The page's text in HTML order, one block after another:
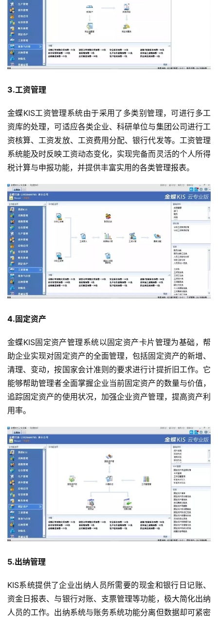
3.工资管理
金蝶KIS工资管理系统由于采用了多类别管理，可进行多工
资库的处理，可适应各类企业、科研单位与集团公司进行工
资核算、工资发放、工资费用分配、银行代发等。工资管理
系统能及时反映工资动态变化，实现完备而灵活的个人所得
税计算与申报功能，并提供丰富实用的各类管理报表。
4.固定资产
金蝶KIS固定资产管理系统以固定资产卡片管理为基础，帮
助企业实现对固定资产的全面管理，包括固定资产的新增、
清理、变动，按国家会计准则的要求进行计提折旧工作。它
能够帮助管理者全面掌握企业当前固定资产的数量与价值，
追踪固定资产的使用状况，加强企业资产管理，提高资产利
用率。
5.出纳管理
KIS系统提供了企业出纳人员所需要的现金和银行日记账、
资金日报表、与银行对账、支票管理等功能，极大简化出纳
人员的工作。出纳系统与账务系统功能分离但数据却可紧密